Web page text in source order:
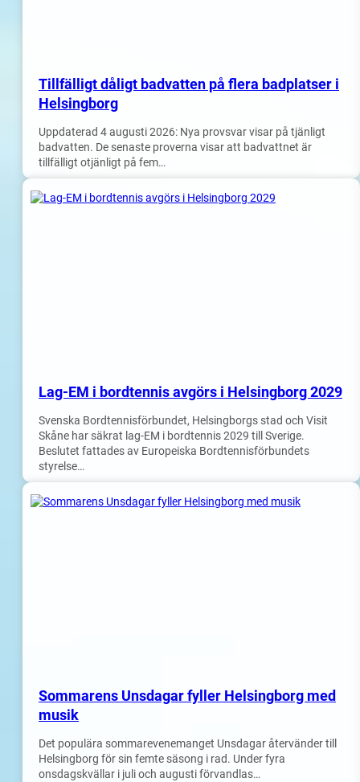
Tillfälligt dåligt badvatten på flera badplatser i
Helsingborg
Uppdaterad 4 augusti 2026: Nya provsvar visar på tjänligt
badvatten. De senaste proverna visar att badvattnet är
tillfälligt otjänligt på fem…
Lag-EM i bordtennis avgörs i Helsingborg 2029
Svenska Bordtennisförbundet, Helsingborgs stad och Visit
Skåne har säkrat lag-EM i bordtennis 2029 till Sverige.
Beslutet fattades av Europeiska Bordtennisförbundets
styrelse…
Sommarens Unsdagar fyller Helsingborg med
musik
Det populära sommarevenemanget Unsdagar återvänder till
Helsingborg för sin femte säsong i rad. Under fyra
onsdagskvällar i juli och augusti förvandlas…